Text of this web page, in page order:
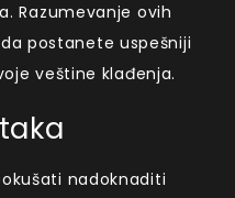
Razumevanje ovih
postanete uspešniji
veštine klađenja.
nadoknaditi